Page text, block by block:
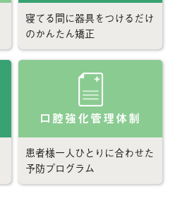
寝てる間に器具をつけるだけ
のかんたん矯正
口腔強化管理体制
患者様一人ひとりに合わせた
予防プログラム